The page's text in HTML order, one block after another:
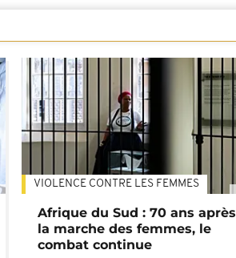
VIOLENCE CONTRE LES FEMMES
Afrique du Sud : 70 ans après
la marche des femmes, le
combat continue